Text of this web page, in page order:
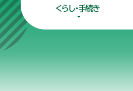
くらし・手続き